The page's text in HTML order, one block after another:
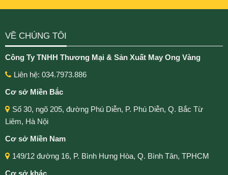
VỀ CHÚNG TÔI
Công Ty TNHH Thương Mại & Sản Xuất May Ong Vàng
Liên hệ: 034.7973.886
Cơ sở Miền Bắc
Số 30, ngõ 205, đường Phú Diễn, P. Phú Diễn, Q. Bắc Từ
Liêm, Hà Nội
Cơ sở Miền Nam
149/12 đường 16, P. Bình Hưng Hòa, Q. Bình Tân, TPHCM
Cơ sở khác